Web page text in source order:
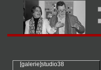
[galerie]studio38